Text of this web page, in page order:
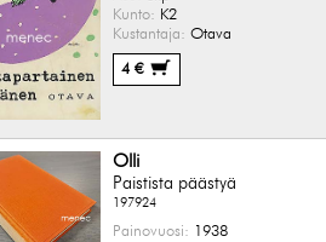
Kunto: K2
Kustantaja: Otava
4 €
Olli
Paistista päästyä
197924
Painovuosi: 1938